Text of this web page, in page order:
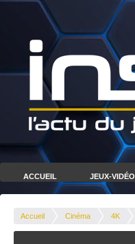
ACCUEIL JEUX-VIDÉO
Accueil Cinéma 4K